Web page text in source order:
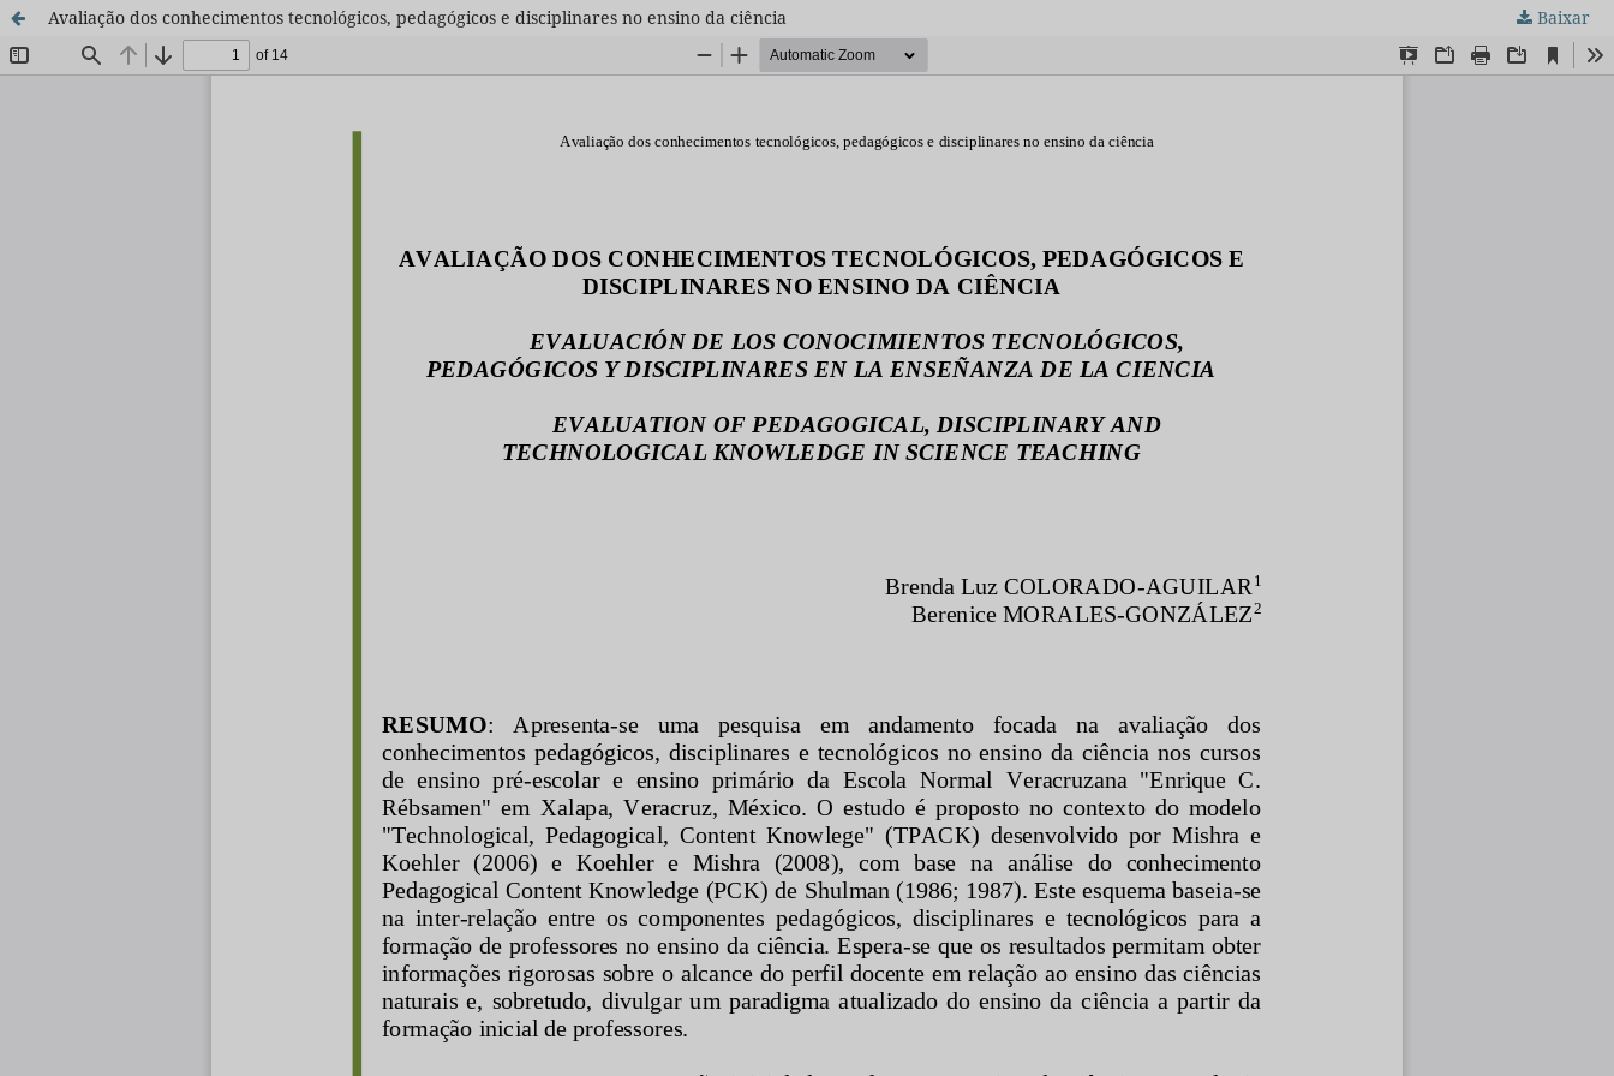
Avaliação dos conhecimentos tecnológicos, pedagógicos e disciplinares no ensino da ciência Baixar